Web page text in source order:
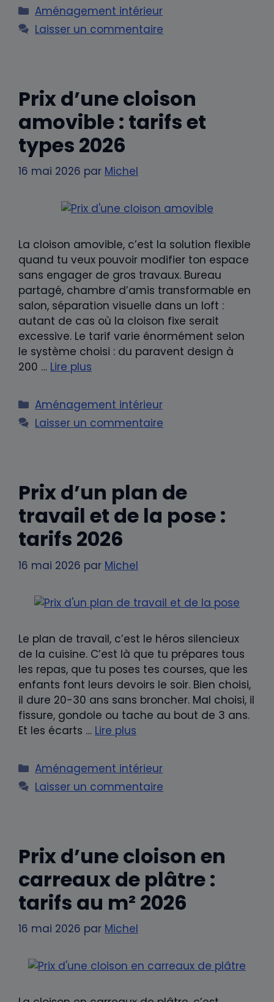
Catégories
Aménagement intérieur
Laisser un commentaire
Prix d’une cloison
amovible : tarifs et
types 2026
16 mai 2026 par Michel
La cloison amovible, c’est la solution flexible
quand tu veux pouvoir modifier ton espace
sans engager de gros travaux. Bureau
partagé, chambre d’amis transformable en
salon, séparation visuelle dans un loft :
autant de cas où la cloison fixe serait
excessive. Le tarif varie énormément selon
le système choisi : du paravent design à
200 … Lire plus
Catégories
Aménagement intérieur
Laisser un commentaire
Prix d’un plan de
travail et de la pose :
tarifs 2026
16 mai 2026 par Michel
Le plan de travail, c’est le héros silencieux
de la cuisine. C’est là que tu prépares tous
les repas, que tu poses tes courses, que les
enfants font leurs devoirs le soir. Bien choisi,
il dure 20-30 ans sans broncher. Mal choisi, il
fissure, gondole ou tache au bout de 3 ans.
Et les écarts … Lire plus
Catégories
Aménagement intérieur
Laisser un commentaire
Prix d’une cloison en
carreaux de plâtre :
tarifs au m² 2026
16 mai 2026 par Michel